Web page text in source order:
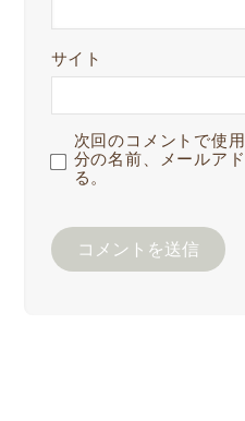
サイト
次回のコメントで使
分の名前、メールア
る。